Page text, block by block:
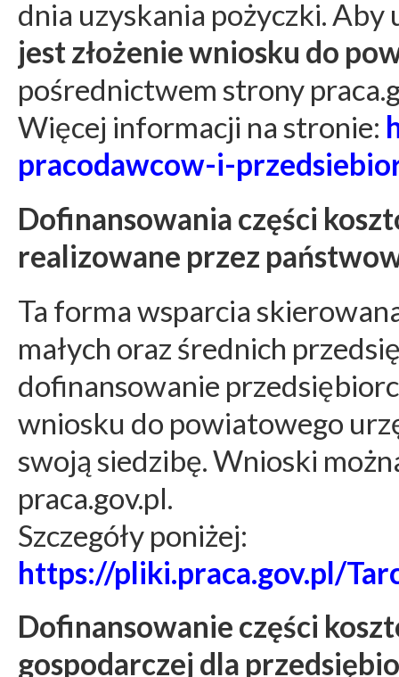
dnia uzyskania pożyczki.
jest złożenie wniosku do
pośrednictwem strony
Więcej informacji na stronie:
pracodawcow-i-
Dofinansowania części
realizowane przez
Ta forma wsparcia
małych oraz średnich
dofinansowanie
wniosku do powiatowego
swoją siedzibę. Wnioski
praca.gov.pl.
Szczegóły poniżej:
https://pliki.praca.gov.pl/
Dofinansowanie części
gospodarczej dla